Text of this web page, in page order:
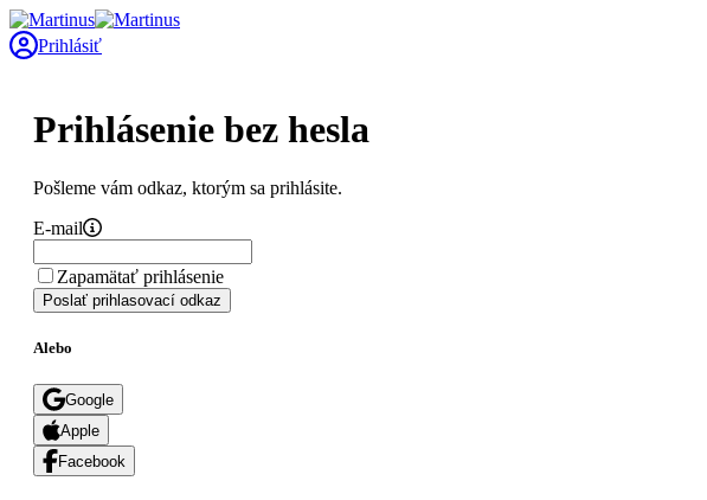
Prihlásiť
Prihlásenie bez hesla
Pošleme vám odkaz, ktorým sa prihlásite.
E-mail
Zapamätať prihlásenie
Poslať prihlasovací odkaz
Alebo
Google
Apple
Facebook